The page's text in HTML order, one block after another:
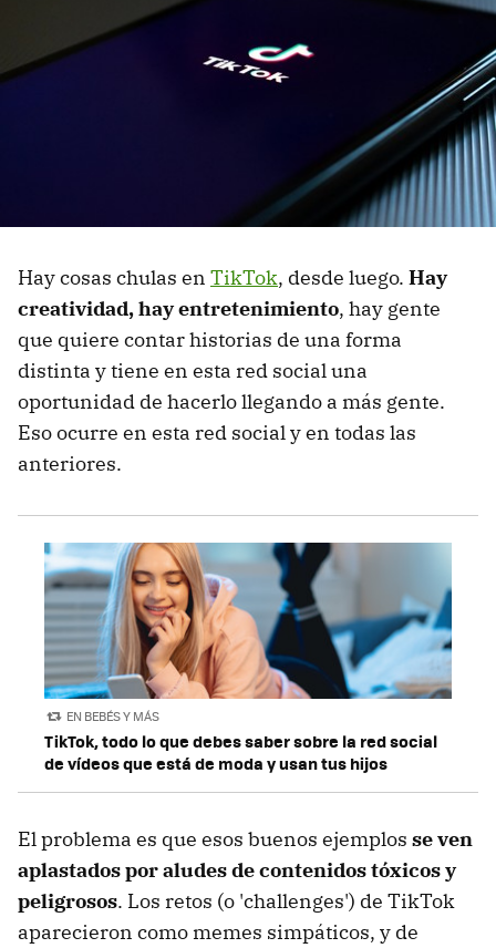
Hay cosas chulas en TikTok, desde luego. Hay
creatividad, hay entretenimiento, hay gente
que quiere contar historias de una forma
distinta y tiene en esta red social una
oportunidad de hacerlo llegando a más gente.
Eso ocurre en esta red social y en todas las
anteriores.
EN BEBÉS Y MÁS
TikTok, todo lo que debes saber sobre la red social
de vídeos que está de moda y usan tus hijos
El problema es que esos buenos ejemplos se ven
aplastados por aludes de contenidos tóxicos y
peligrosos. Los retos (o 'challenges') de TikTok
aparecieron como memes simpáticos, y de